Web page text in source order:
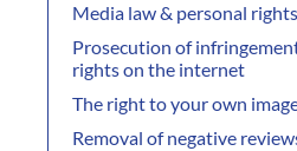
Media law & personal rights
Prosecution of
rights on the internet
The right to your own
Removal of negative